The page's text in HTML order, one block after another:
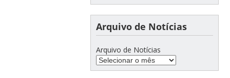
Arquivo de Notícias
Arquivo de Notícias